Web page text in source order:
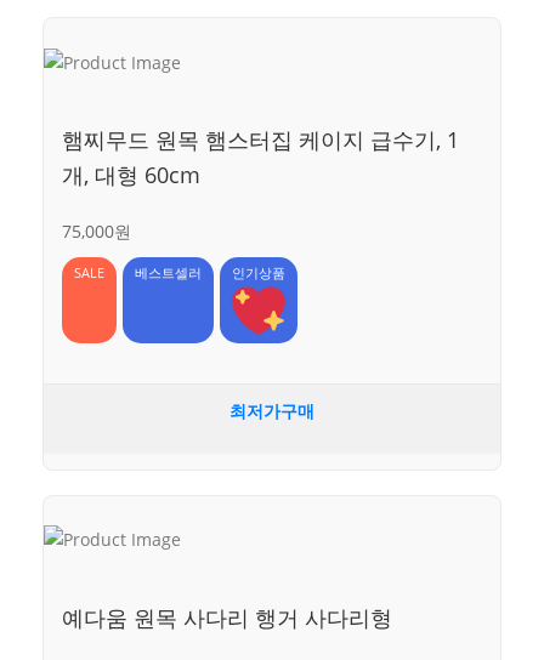
햄찌무드 원목 햄스터집 케이지 급수기, 1
개, 대형 60cm
75,000원
SALE 베스트셀러 인기상품
최저가구매
예다움 원목 사다리 행거 사다리형